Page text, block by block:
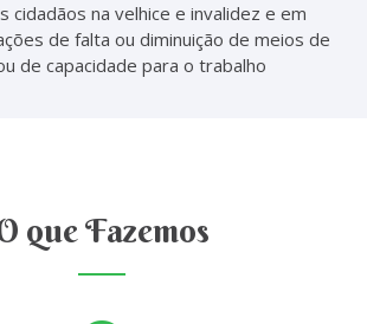
cidadãos na velhice e invalidez e em
de falta ou diminuição de meios de
de capacidade para o trabalho
que Fazemos